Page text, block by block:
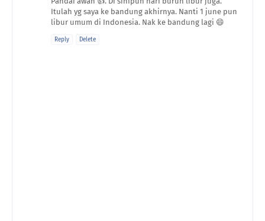
Itulah yg saya ke bandung akhirnya. Nanti 1 june pun
libur umum di Indonesia. Nak ke bandung lagi 😄
Reply Delete